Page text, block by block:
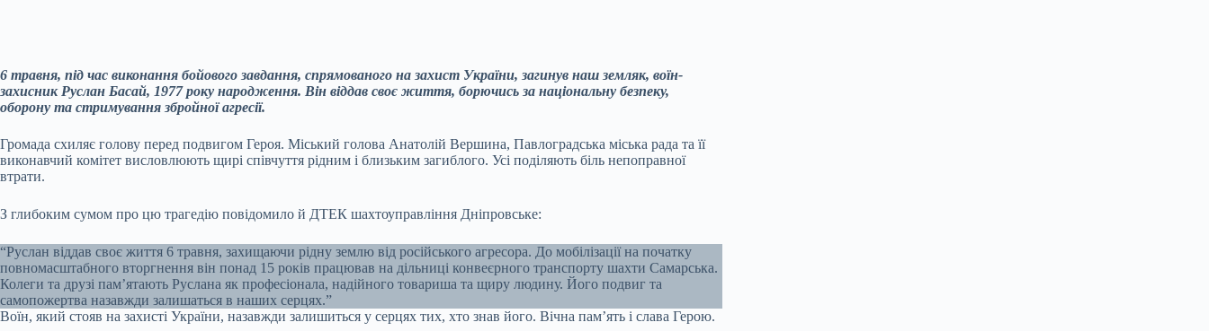
6 травня, під час виконання бойового завдання, спрямованого на захист України, загинув наш земляк, воїн-
захисник Руслан Басай, 1977 року народження. Він віддав своє життя, борючись за національну безпеку,
оборону та стримування збройної агресії.
Громада схиляє голову перед подвигом Героя. Міський голова Анатолій Вершина, Павлоградська міська рада та її
виконавчий комітет висловлюють щирі співчуття рідним і близьким загиблого. Усі поділяють біль непоправної
втрати.
З глибоким сумом про цю трагедію повідомило й ДТЕК шахтоуправління Дніпровське:
“Руслан віддав своє життя 6 травня, захищаючи рідну землю від російського агресора. До мобілізації на початку
повномасштабного вторгнення він понад 15 років працював на дільниці конвеєрного транспорту шахти Самарська.
Колеги та друзі пам’ятають Руслана як професіонала, надійного товариша та щиру людину. Його подвиг та
самопожертва назавжди залишаться в наших серцях.”
Воїн, який стояв на захисті України, назавжди залишиться у серцях тих, хто знав його. Вічна пам’ять і слава Герою.